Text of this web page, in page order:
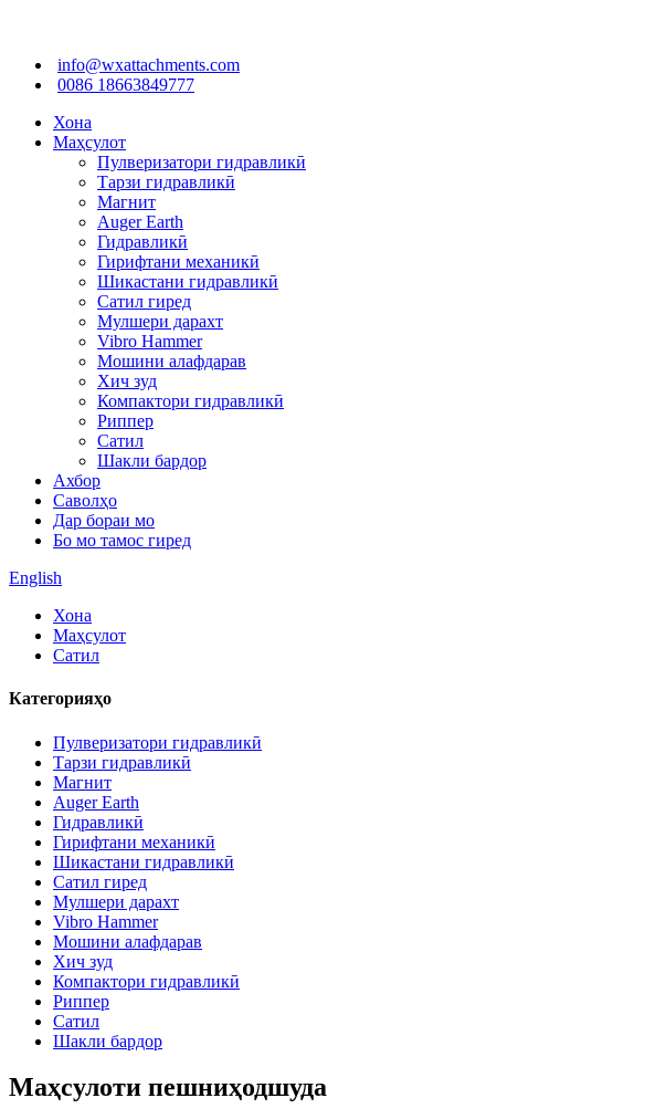
info@wxattachments.com
0086 18663849777
Хона
Маҳсулот
Пулверизатори гидравликӣ
Тарзи гидравликӣ
Магнит
Auger Earth
Гидравликӣ
Гирифтани механикӣ
Шикастани гидравликӣ
Сатил гиред
Мулшери дарахт
Vibro Hammer
Мошини алафдарав
Хич зуд
Компактори гидравликӣ
Риппер
Сатил
Шакли бардор
Ахбор
Саволҳо
Дар бораи мо
Бо мо тамос гиред
English
Хона
Маҳсулот
Сатил
Категорияҳо
Пулверизатори гидравликӣ
Тарзи гидравликӣ
Магнит
Auger Earth
Гидравликӣ
Гирифтани механикӣ
Шикастани гидравликӣ
Сатил гиред
Мулшери дарахт
Vibro Hammer
Мошини алафдарав
Хич зуд
Компактори гидравликӣ
Риппер
Сатил
Шакли бардор
Маҳсулоти пешниҳодшуда